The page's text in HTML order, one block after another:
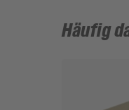
Häufig